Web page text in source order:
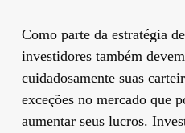
Como parte da estratégia
investidores também
cuidadosamente suas
exceções no mercado que
aumentar seus lucros.